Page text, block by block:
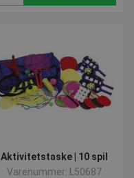
Aktivitetstaske | 10 spil
Varenummer: L50687